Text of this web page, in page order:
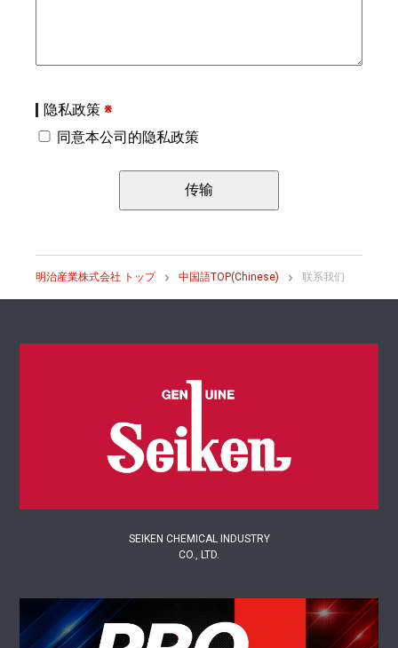
隐私政策 ※
同意本公司的隐私政策
明治産業株式会社 トップ 中国語TOP(Chinese) 联系我们
SEIKEN CHEMICAL INDUSTRY
CO., LTD.